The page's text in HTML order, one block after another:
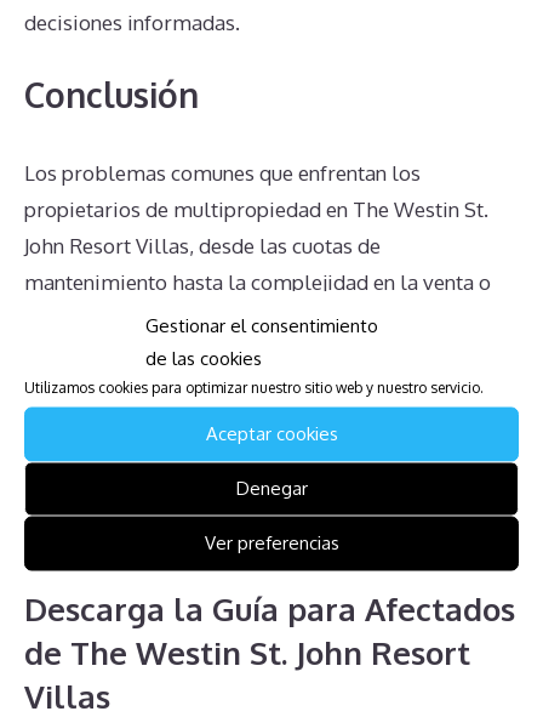
Gestionar el consentimiento
de las cookies
Utilizamos cookies para optimizar nuestro sitio web y nuestro servicio.
Aceptar cookies
Denegar
Ver preferencias
decisiones informadas.
Conclusión
Los problemas comunes que enfrentan los
propietarios de multipropiedad en The Westin St.
John Resort Villas, desde las cuotas de
mantenimiento hasta la complejidad en la venta o
transferencia de la propiedad, pueden ser
abrumadores. Conocer sus derechos y obligaciones,
buscar asesoría legal adecuada y estar bien
informado puede ayudar a mitigar estos desafíos.
Recuerde siempre la importancia de estar bien
asesorado antes de adquirir o intentar vender una
Descarga la Guía para Afectados
de The Westin St. John Resort
Villas